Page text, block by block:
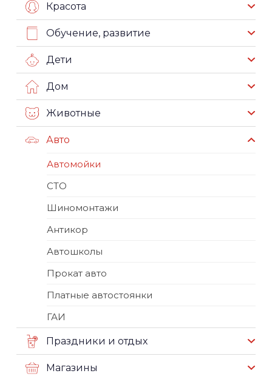
Красота
Обучение, развитие
Дети
Дом
Животные
Авто
Автомойки
СТО
Шиномонтажи
Антикор
Автошколы
Прокат авто
Платные автостоянки
ГАИ
Праздники и отдых
Магазины